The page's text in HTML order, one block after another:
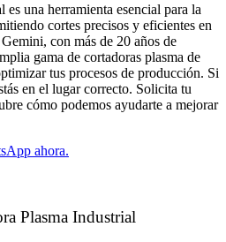
una herramienta esencial para la
cortes precisos y eficientes en
con más de 20 años de
gama de cortadoras plasma de
tus procesos de producción. Si
en el lugar correcto. Solicita tu
cómo podemos ayudarte a mejorar
ahora.
Plasma Industrial